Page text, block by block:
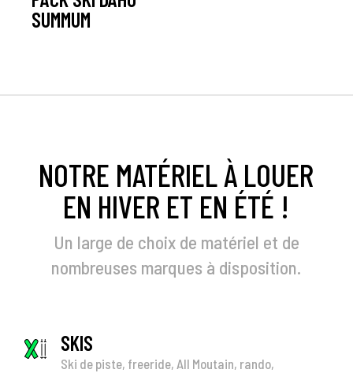
SUMMUM
NOTRE MATÉRIEL À LOUER
EN HIVER ET EN ÉTÉ !
Un large de choix de matériel et de
nombreuses marques à disposition.
SKIS
Ski de piste, freeride, All Moutain, rando,